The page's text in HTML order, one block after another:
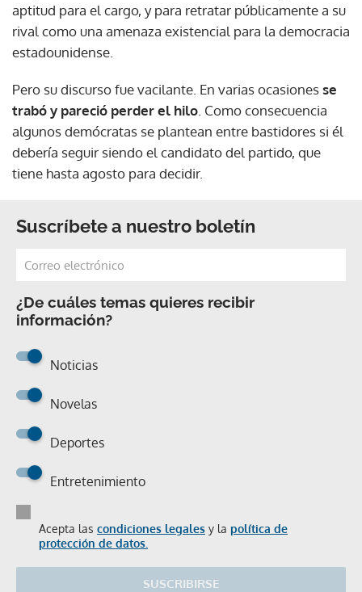
aptitud para el cargo, y para retratar públicamente a su
rival como una amenaza existencial para la democracia
estadounidense.
Pero su discurso fue vacilante. En varias ocasionesse
trabó y pareció perder el hilo . Como consecuencia
algunos demócratas se plantean entre bastidores si él
debería seguir siendo el candidato del partido, que
tiene hasta agosto para decidir.
Suscríbete a nuestro boletín
¿De cuáles temas quieres recibir
información?
Noticias
Novelas
Deportes
Entretenimiento
Acepta las condiciones legales y la política de
protección de datos.
SUSCRIBIRSE